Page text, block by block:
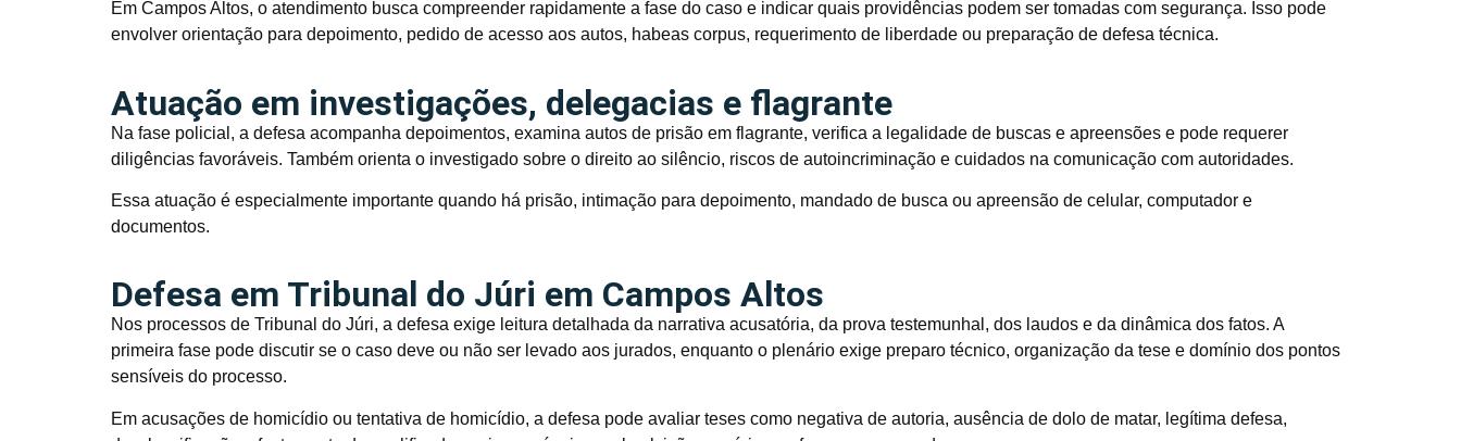
Em Campos Altos, o atendimento busca compreender rapidamente a fase do caso e indicar quais providências podem ser tomadas com segurança. Isso pode
envolver orientação para depoimento, pedido de acesso aos autos, habeas corpus, requerimento de liberdade ou preparação de defesa técnica.
Atuação em investigações, delegacias e flagrante
Na fase policial, a defesa acompanha depoimentos, examina autos de prisão em flagrante, verifica a legalidade de buscas e apreensões e pode requerer
diligências favoráveis. Também orienta o investigado sobre o direito ao silêncio, riscos de autoincriminação e cuidados na comunicação com autoridades.
Essa atuação é especialmente importante quando há prisão, intimação para depoimento, mandado de busca ou apreensão de celular, computador e
documentos.
Defesa em Tribunal do Júri em Campos Altos
Nos processos de Tribunal do Júri, a defesa exige leitura detalhada da narrativa acusatória, da prova testemunhal, dos laudos e da dinâmica dos fatos. A
primeira fase pode discutir se o caso deve ou não ser levado aos jurados, enquanto o plenário exige preparo técnico, organização da tese e domínio dos pontos
sensíveis do processo.
Em acusações de homicídio ou tentativa de homicídio, a defesa pode avaliar teses como negativa de autoria, ausência de dolo de matar, legítima defesa,